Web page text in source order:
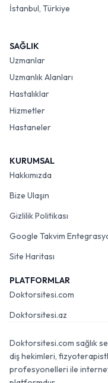
İstanbul, Türkiye
SAĞLIK
Uzmanlar
Uzmanlık Alanları
Hastalıklar
Hizmetler
Hastaneler
KURUMSAL
Hakkımızda
Bize Ulaşın
Gizlilik Politikası
Google Takvim
Site Haritası
PLATFORMLAR
Doktorsitesi.com
Doktorsitesi.az
Doktorsitesi.com sağlık
diş hekimleri,
profesyonelleri ile internet